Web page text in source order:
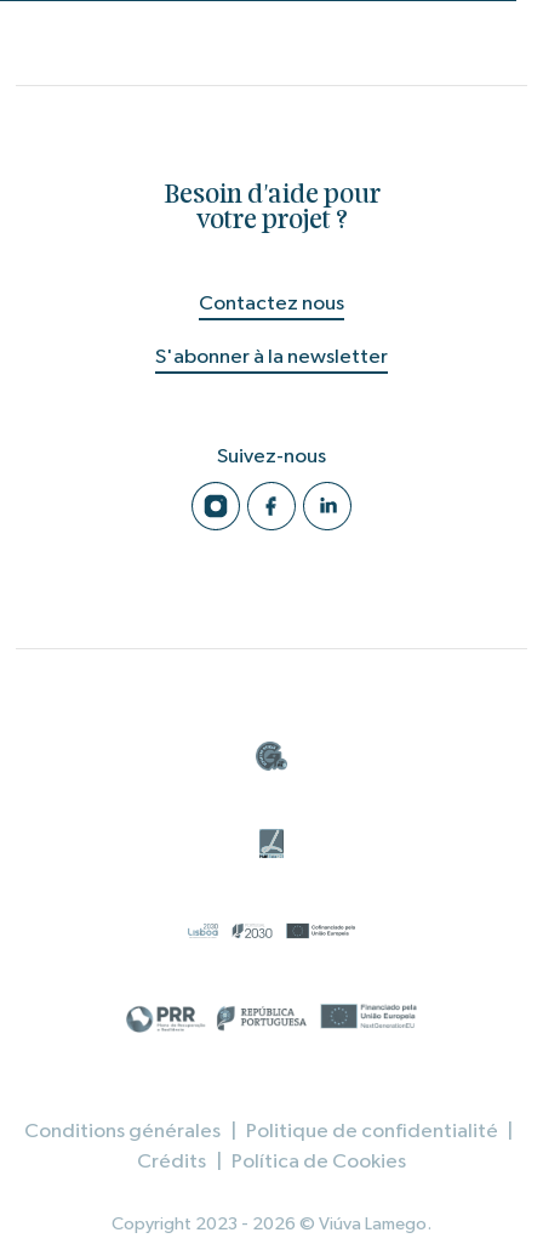
Besoin d'aide pour
votre projet ?
Contactez nous
S'abonner à la newsletter
Suivez-nous
Conditions générales Politique de confidentialité
Crédits
Política de Cookies
Copyright 2023 - 2026 © Viúva Lamego.